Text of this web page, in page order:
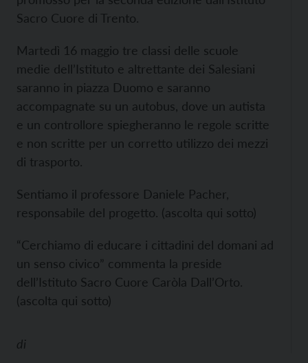
Sacro Cuore di Trento.
Martedì 16 maggio tre classi delle scuole
medie dell’Istituto e altrettante dei Salesiani
saranno in piazza Duomo e saranno
accompagnate su un autobus, dove un autista
e un controllore spiegheranno le regole scritte
e non scritte per un corretto utilizzo dei mezzi
di trasporto.
Sentiamo il professore Daniele Pacher,
responsabile del progetto. (ascolta qui sotto)
“Cerchiamo di educare i cittadini del domani ad
un senso civico” commenta la preside
dell’Istituto Sacro Cuore Caròla Dall’Orto.
(ascolta qui sotto)
di